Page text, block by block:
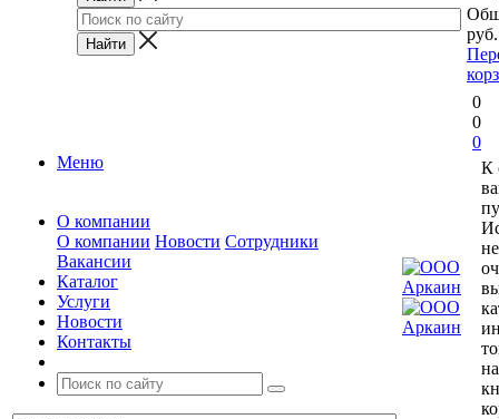
руб.
Меню
О компании
О компании Новости Сотрудники
Вакансии
Каталог
Услуги
Новости
Контакты
0
0
0
К